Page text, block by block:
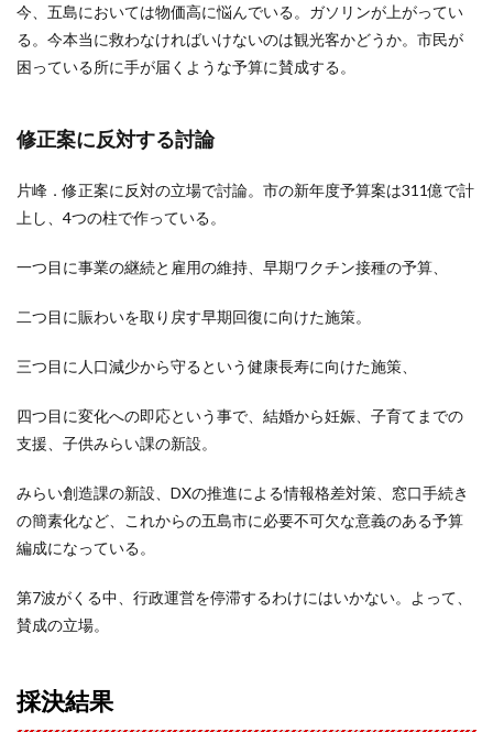
今、五島においては物価高に悩んでいる。ガソリンが上がってい
る。今本当に救わなければいけないのは観光客かどうか。市民が
困っている所に手が届くような予算に賛成する。
修正案に反対する討論
片峰．修正案に反対の立場で討論。市の新年度予算案は311億で計
上し、4つの柱で作っている。
一つ目に事業の継続と雇用の維持、早期ワクチン接種の予算、
二つ目に賑わいを取り戻す早期回復に向けた施策。
三つ目に人口減少から守るという健康長寿に向けた施策、
四つ目に変化への即応という事で、結婚から妊娠、子育てまでの
支援、子供みらい課の新設。
みらい創造課の新設、DXの推進による情報格差対策、窓口手続き
の簡素化など、これからの五島市に必要不可欠な意義のある予算
編成になっている。
第7波がくる中、行政運営を停滞するわけにはいかない。よって、
賛成の立場。
採決結果